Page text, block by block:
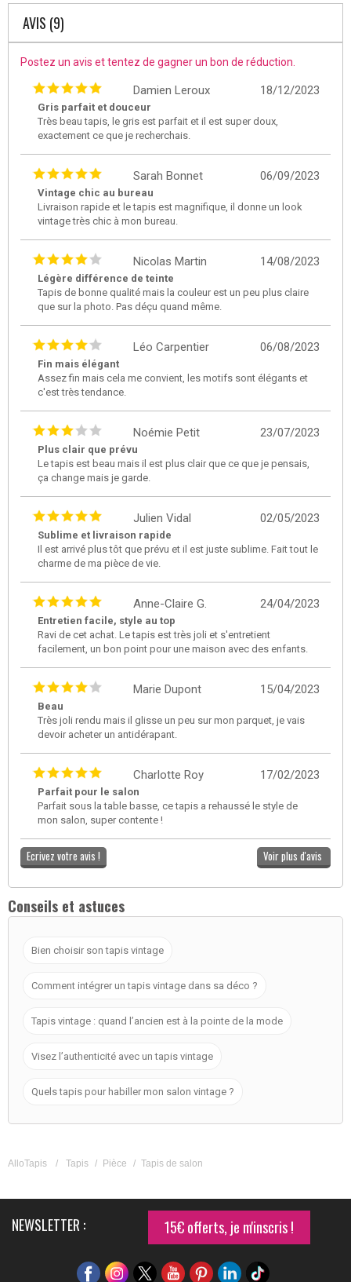
AVIS (9)
Postez un avis et tentez de gagner un bon de réduction.
18/12/2023
Damien Leroux
Gris parfait et douceur
Très beau tapis, le gris est parfait et il est super doux,
exactement ce que je recherchais.
06/09/2023
Sarah Bonnet
Vintage chic au bureau
Livraison rapide et le tapis est magnifique, il donne un look
vintage très chic à mon bureau.
14/08/2023
Nicolas Martin
Légère différence de teinte
Tapis de bonne qualité mais la couleur est un peu plus claire
que sur la photo. Pas déçu quand même.
06/08/2023
Léo Carpentier
Fin mais élégant
Assez fin mais cela me convient, les motifs sont élégants et
c'est très tendance.
23/07/2023
Noémie Petit
Plus clair que prévu
Le tapis est beau mais il est plus clair que ce que je pensais,
ça change mais je garde.
02/05/2023
Julien Vidal
Sublime et livraison rapide
Il est arrivé plus tôt que prévu et il est juste sublime. Fait tout le
charme de ma pièce de vie.
24/04/2023
Anne-Claire G.
Entretien facile, style au top
Ravi de cet achat. Le tapis est très joli et s'entretient
facilement, un bon point pour une maison avec des enfants.
15/04/2023
Marie Dupont
Beau
Très joli rendu mais il glisse un peu sur mon parquet, je vais
devoir acheter un antidérapant.
17/02/2023
Charlotte Roy
Parfait pour le salon
Parfait sous la table basse, ce tapis a rehaussé le style de
mon salon, super contente !
Ecrivez votre avis ! Voir plus d'avis
Conseils et astuces
Bien choisir son tapis vintage
Comment intégrer un tapis vintage dans sa déco ?
Tapis vintage : quand l’ancien est à la pointe de la mode
Visez l’authenticité avec un tapis vintage
Quels tapis pour habiller mon salon vintage ?
AlloTapis / Tapis / Pièce / Tapis de salon
NEWSLETTER : 15€ offerts, je m'inscris !